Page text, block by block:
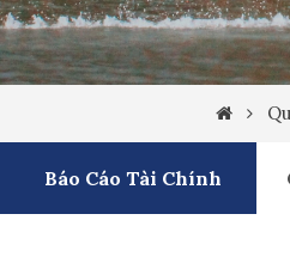
Báo Cáo Tài Chính